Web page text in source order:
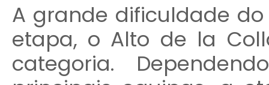
A grande dificuldade
etapa, o Alto de la
categoria.